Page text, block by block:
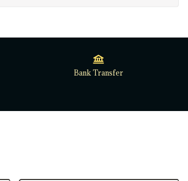
Bank Transfer